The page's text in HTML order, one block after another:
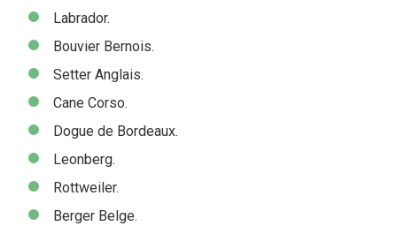
Labrador.
Bouvier Bernois.
Setter Anglais.
Cane Corso.
Dogue de Bordeaux.
Leonberg.
Rottweiler.
Berger Belge.